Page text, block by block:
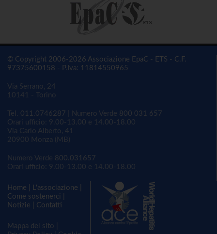
© Copyright 2006-2026 Associazione EpaC - ETS - C.F.
97375600158 - P.Iva: 11814550965
Via Serrano, 24
10141 - Torino
Tel. 011.0746287 | Numero Verde 800 031 657
Orari ufficio: 9.00-13.00 e 14.00-18.00
Via Carlo Alberto, 41
20900 Monza (MB)
Numero Verde 800.031657
Orari ufficio: 9.00-13.00 e 14.00-18.00
Home L'associazione
Come sostenerci
Notizie
Contatti
Mappa del sito